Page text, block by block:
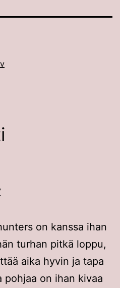
on kanssa ihan
turhan pitkä loppu,
aika hyvin ja tapa
pohjaa on ihan kivaa